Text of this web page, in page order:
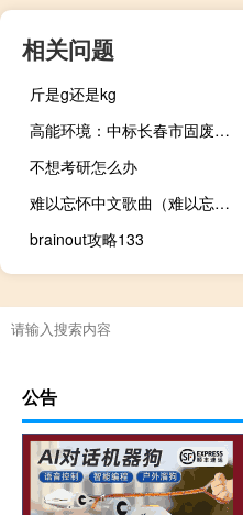
相关问题
斤是g还是kg
高能环境：中标长春市固废处理项目
不想考研怎么办
难以忘怀中文歌曲（难以忘怀）
brainout攻略133
公告